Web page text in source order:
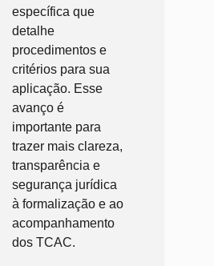
específica que
detalhe
procedimentos e
critérios para sua
aplicação. Esse
avanço é
importante para
trazer mais clareza,
transparência e
segurança jurídica
à formalização e ao
acompanhamento
dos TCAC.